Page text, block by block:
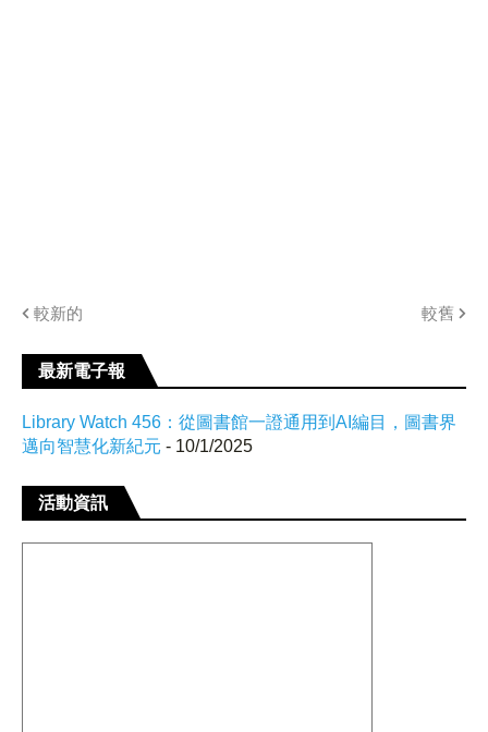
較新的 較舊
最新電子報
Library Watch 456：從圖書館一證通用到AI編目，圖書界
邁向智慧化新紀元 - 10/1/2025
活動資訊